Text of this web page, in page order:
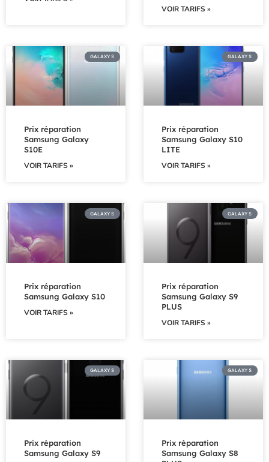
VOIR TARIFS »
GALAXY S
Prix réparation
Samsung Galaxy
S10E
VOIR TARIFS »
GALAXY S
Prix réparation
Samsung Galaxy S10
LITE
VOIR TARIFS »
GALAXY S
Prix réparation
Samsung Galaxy S10
VOIR TARIFS »
GALAXY S
Prix réparation
Samsung Galaxy S9
PLUS
VOIR TARIFS »
GALAXY S
Prix réparation
Samsung Galaxy S9
GALAXY S
Prix réparation
Samsung Galaxy S8